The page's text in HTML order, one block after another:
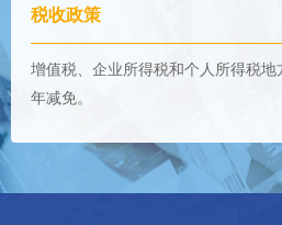
税收政策
增值税、企业所得税和个人所得税地
年减免。